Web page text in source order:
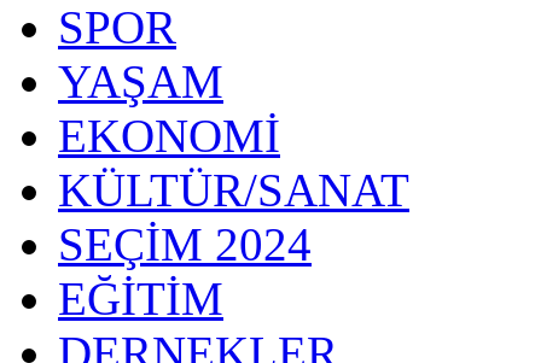
SPOR
YAŞAM
EKONOMİ
KÜLTÜR/SANAT
SEÇİM 2024
EĞİTİM